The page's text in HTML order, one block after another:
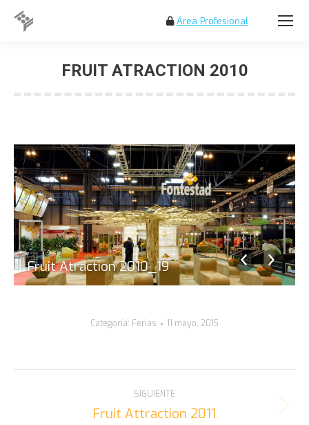
Área Profesional
Buscar:
FRUIT ATRACTION 2010
Fruit Atraction 2010_19
Categoría: Ferias 11 mayo, 2015
NAVEGACIÓN
SIGUIENTE
Álbum
Fruit Attraction 2011